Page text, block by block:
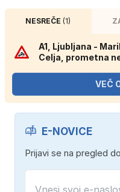
NESREČE(1)
A1, Ljubljana -
Celja, prometna
VEČ
E-NOVICE
Prijavi se na pregled